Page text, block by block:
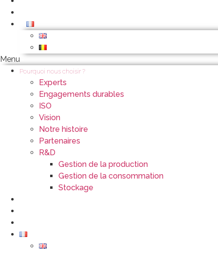
Menu
Pourquoi nous choisir ?
Experts
Engagements durables
ISO
Vision
Notre histoire
Partenaires
R&D
Gestion de la production
Gestion de la consommation
Stockage